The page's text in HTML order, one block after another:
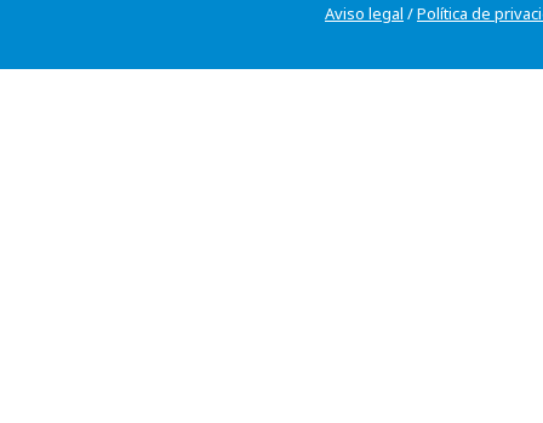
Aviso legal /Política de